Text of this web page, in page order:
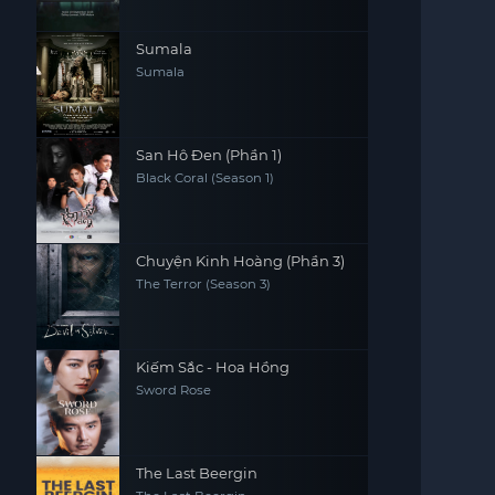
Sumala
Sumala
San Hô Đen (Phần 1)
Black Coral (Season 1)
Chuyện Kinh Hoàng (Phần 3)
The Terror (Season 3)
Kiếm Sắc - Hoa Hồng
Sword Rose
The Last Beergin